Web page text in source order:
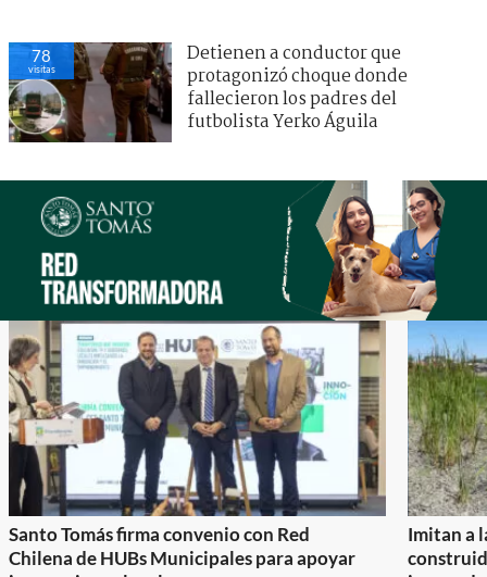
78
visitas
Detienen a conductor que
protagonizó choque donde
fallecieron los padres del
futbolista Yerko Águila
Santo Tomás firma convenio con Red
Chilena de HUBs Municipales para apoyar
Imitan a